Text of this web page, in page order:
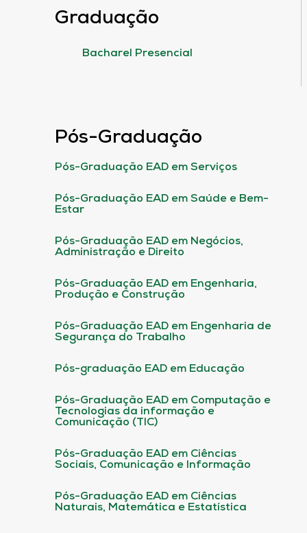
Graduação
Bacharel Presencial
Pós-Graduação
Pós-Graduação EAD em Serviços
Pós-Graduação EAD em Saúde e Bem-
Estar
Pós-Graduação EAD em Negócios,
Administração e Direito
Pós-Graduação EAD em Engenharia,
Produção e Construção
Pós-Graduação EAD em Engenharia de
Segurança do Trabalho
Pós-graduação EAD em Educação
Pós-Graduação EAD em Computação e
Tecnologias da informação e
Comunicação (TIC)
Pós-Graduação EAD em Ciências
Sociais, Comunicação e Informação
Pós-Graduação EAD em Ciências
Naturais, Matemática e Estatística